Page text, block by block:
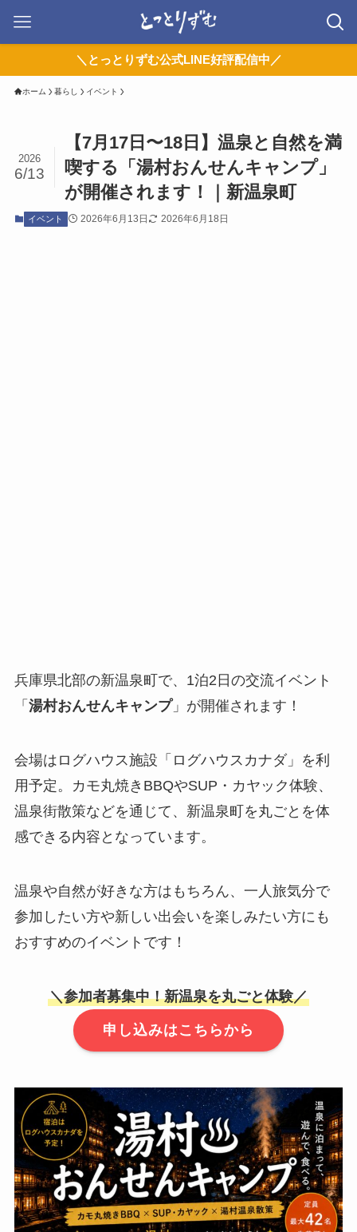
＼とっとりずむ公式LINE好評配信中／
ホーム 暮らし イベント
【7月17日〜18日】温泉と自然を満
喫する「湯村おんせんキャンプ」
が開催されます！｜新温泉町
2026
6/13
イベント 2026年6月13日 2026年6月18日
兵庫県北部の新温泉町で、1泊2日の交流イベント
「 湯村おんせんキャンプ」が開催されます！
会場はログハウス施設「ログハウスカナダ」を利
用予定。カモ丸焼きBBQやSUP・カヤック体験、
温泉街散策などを通じて、新温泉町を丸ごとを体
感できる内容となっています。
温泉や自然が好きな方はもちろん、一人旅気分で
参加したい方や新しい出会いを楽しみたい方にも
おすすめのイベントです！
＼参加者募集中！新温泉を丸ごと体験／
申し込みはこちらから